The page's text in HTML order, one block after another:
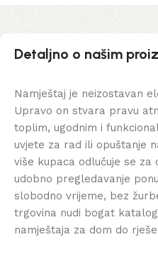
Detaljno o našim
Namještaj je neizostavan
Upravo on stvara pravu
toplim, ugodnim i
uvjete za rad ili opuštanje
više kupaca odlučuje se za
udobno pregledavanje
slobodno vrijeme, bez
trgovina nudi bogat
namještaja za dom do